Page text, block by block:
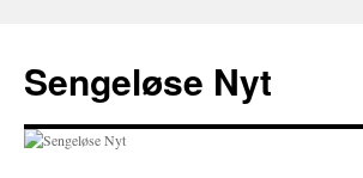
indhold
Sengeløse Nyt